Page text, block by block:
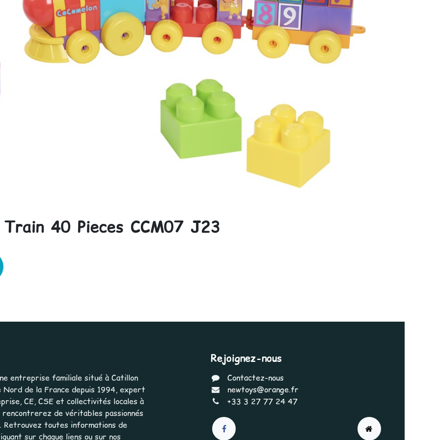
40 Pieces CCM07 J23
entreprise familiale situé à Catillon
Nord de la France depuis 1994, expert
CE, CSE et collectivités locales à
rencontrerez de véritables passionnés
Retrouvez toutes informations de
sur chaque liens ou sur nos
Rejoignez-nous
Contactez-nous
newtoys@orange.fr
+33 3 27 77 24 47